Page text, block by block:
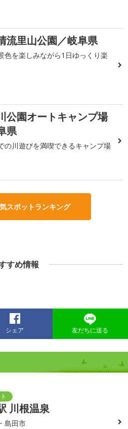
流里山公園／岐阜県
色を楽しみながら1日ゆっくり楽
公園オートキャンプ場
県
の川遊びを満喫できるキャンプ場
スポットランキング
すめ情報
シェア 友だちに送る
川根温泉
島田市